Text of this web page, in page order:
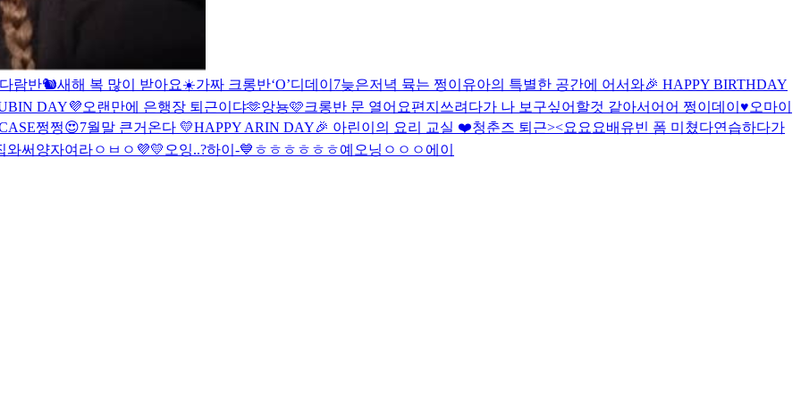
람반🐿새해 복 많이 받아요☀️가짜 크롱반‘O’디데이7늦은저녁 뮥는 쩡이 유아의 특별한 공간에 어서와🎉 HAPPY BIRTHDAY
DAY💜오랜만에 은행장 퇴근이댜🫶앙뇽🩷크롱반 문 열어요편지쓰려다가 나 보구싶어할것 같아서어어 쩡이데이♥오마이
쩡쩡😍7월말 큰거온다 💛HAPPY ARIN DAY🎉 아린이의 요리 교실 ❤️청춘즈 퇴근><요요요배유빈 폼 미쳤다연습하다가
와써 양자여라ㅇㅂㅇ 💜💛 오잉..?하이-💙 ㅎㅎㅎㅎㅎㅎ예오닝 ㅇㅇㅇ 에이